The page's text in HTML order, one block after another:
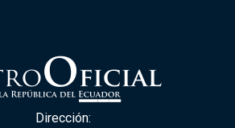
Dirección: